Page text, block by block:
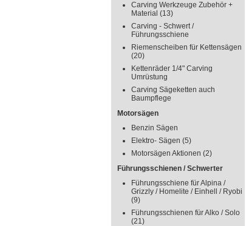
Carving Werkzeuge Zubehör +
Material (13)
Carving - Schwert /
Führungsschiene
Riemenscheiben für Kettensägen
(20)
Kettenräder 1/4" Carving
Umrüstung
Carving Sägeketten auch
Baumpflege
Motorsägen
Benzin Sägen
Elektro- Sägen (5)
Motorsägen Aktionen (2)
Führungsschienen / Schwerter
Führungsschiene für Alpina /
Grizzly / Homelite / Einhell / Ryobi
(9)
Führungsschienen für Alko / Solo
(21)